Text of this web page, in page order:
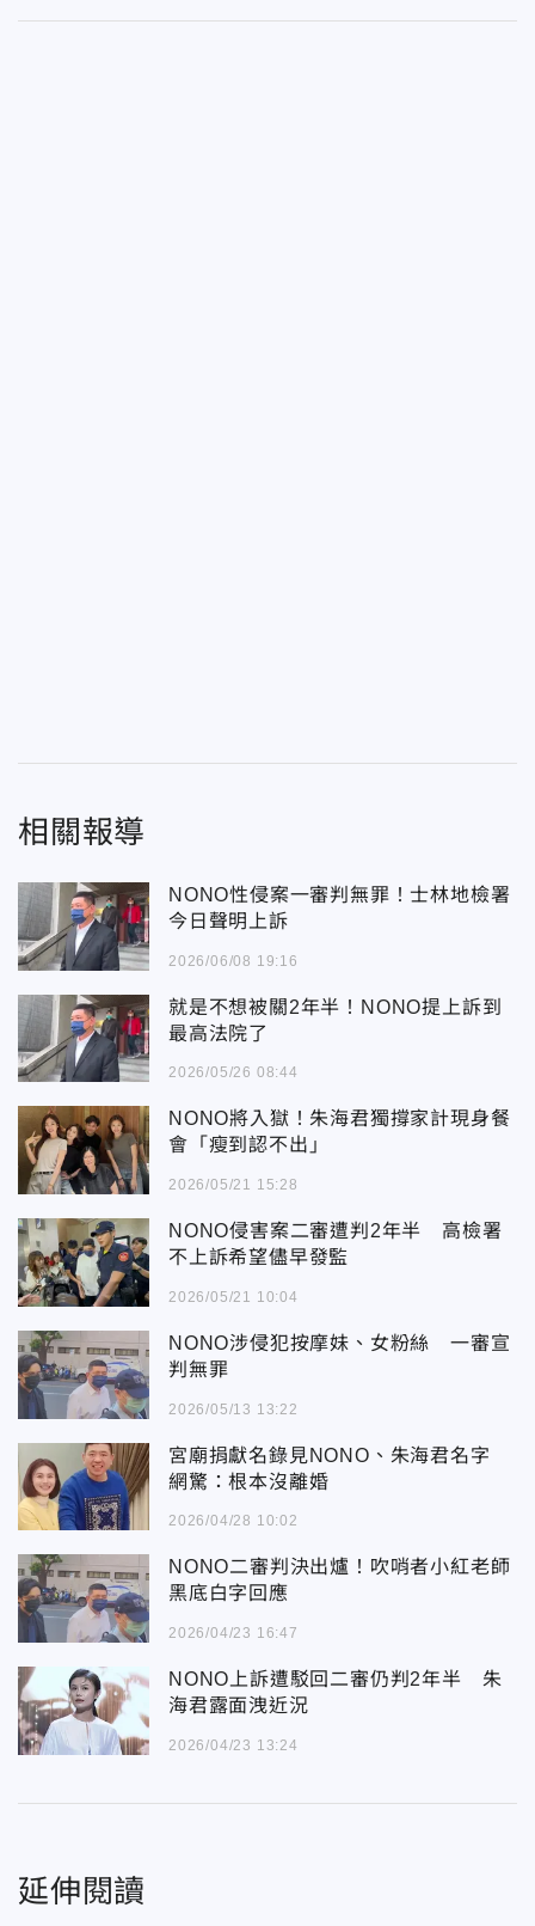
相關報導
NONO性侵案一審判無罪！士林地檢署
今日聲明上訴
2026/06/08 19:16
就是不想被關2年半！NONO提上訴到
最高法院了
2026/05/26 08:44
NONO將入獄！朱海君獨撐家計現身餐
會「瘦到認不出」
2026/05/21 15:28
NONO侵害案二審遭判2年半 高檢署
不上訴希望儘早發監
2026/05/21 10:04
NONO涉侵犯按摩妹、女粉絲 一審宣
判無罪
2026/05/13 13:22
宮廟捐獻名錄見NONO、朱海君名字
網驚：根本沒離婚
2026/04/28 10:02
NONO二審判決出爐！吹哨者小紅老師
黑底白字回應
2026/04/23 16:47
NONO上訴遭駁回二審仍判2年半 朱
海君露面洩近況
2026/04/23 13:24
延伸閱讀